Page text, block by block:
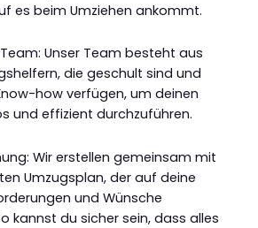
es beim Umziehen ankommt.
Unser Team besteht aus
die geschult sind und
how verfügen, um deinen
und effizient durchzuführen.
Wir erstellen gemeinsam mit
Umzugsplan, der auf deine
und Wünsche
kannst du sicher sein, dass alles